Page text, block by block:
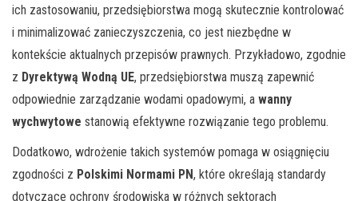
ich zastosowaniu, przedsiębiorstwa mogą skutecznie kontrolować
i minimalizować zanieczyszczenia, co jest niezbędne w
kontekście aktualnych przepisów prawnych. Przykładowo, zgodnie
z Dyrektywą Wodną UE, przedsiębiorstwa muszą zapewnić
odpowiednie zarządzanie wodami opadowymi, a wanny
wychwytowe stanowią efektywne rozwiązanie tego problemu.
Dodatkowo, wdrożenie takich systemów pomaga w osiągnięciu
zgodności z Polskimi Normami PN, które określają standardy
dotyczące ochrony środowiska w różnych sektorach